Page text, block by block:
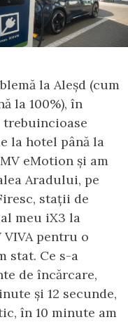
la Aleșd (cum
la 100%), în
trebuincioase
la hotel până la
eMotion și am
Aradului, pe
stații de
meu iX3 la
pentru o
stat. Ce s-a
de încărcare,
și 12 secunde,
în 10 minute am